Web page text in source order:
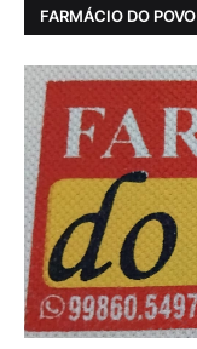
FARMÁCIO DO POVO